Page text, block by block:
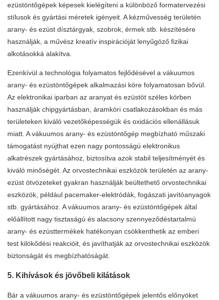
ezüstöntőgépek képesek kielégíteni a különböző formatervezési
stílusok és gyártási méretek igényeit. A kézművesség területén
arany- és ezüst dísztárgyak, szobrok, érmek stb. készítésére
használják, a művész kreatív inspirációját lenyűgöző fizikai
alkotásokká alakítva.
Ezenkívül a technológia folyamatos fejlődésével a vákuumos
arany- és ezüstöntőgépek alkalmazási köre folyamatosan bővül.
Az elektronikai iparban az aranyat és ezüstöt széles körben
használják chipgyártásban, áramköri csatlakozásokban és más
területeken kiváló vezetőképességük és oxidációs ellenállásuk
miatt. A vákuumos arany- és ezüstöntőgép megbízható műszaki
támogatást nyújthat ezen nagy pontosságú elektronikus
alkatrészek gyártásához, biztosítva azok stabil teljesítményét és
kiváló minőségét. Az orvostechnikai eszközök területén az arany-
ezüst ötvözeteket gyakran használják beültethető orvostechnikai
eszközök, például pacemaker-elektródák, fogászati ​​javítóanyagok
stb. gyártásához. A vákuumos arany- és ezüstöntőgépek által
előállított nagy tisztaságú és alacsony szennyeződéstartalmú
arany- és ezüsttermékek hatékonyan csökkenthetik az emberi
test kilökődési reakcióit, és javíthatják az orvostechnikai eszközök
biztonságát és megbízhatóságát.
5. Kihívások és jövőbeli kilátások
Bár a vákuumos arany- és ezüstöntőgépek jelentős előnyöket